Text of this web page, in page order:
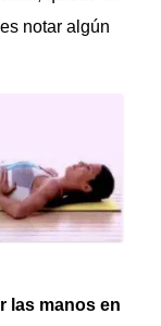
notar algún
las manos en